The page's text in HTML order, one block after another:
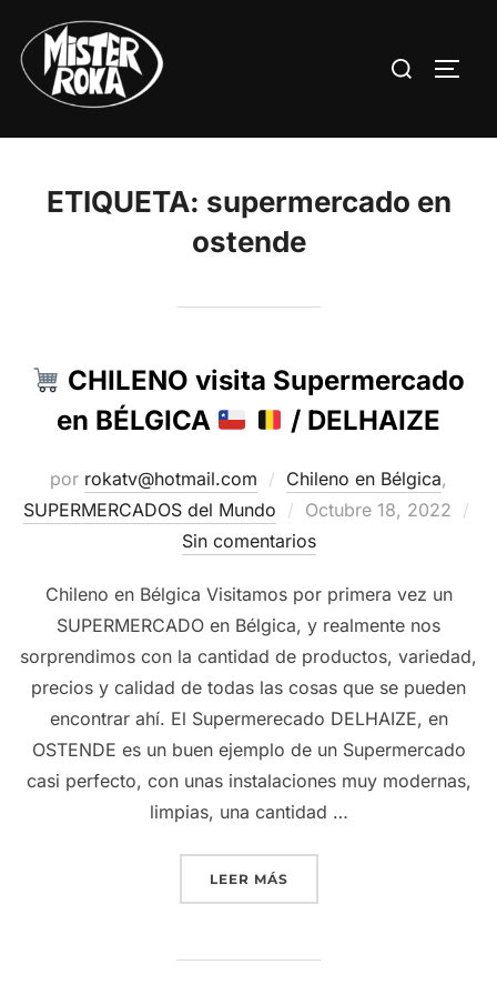
contenido
Buscar:
ETIQUETA: supermercado en
ostende
CHILENO visita Supermercado
en BÉLGICA
/ DELHAIZE
por rokatv@hotmail.com Chileno en Bélgica,
SUPERMERCADOS del Mundo
Publicado
el
Octubre 18, 2022
Sin comentarios
Chileno en Bélgica Visitamos por primera vez un
SUPERMERCADO en Bélgica, y realmente nos
sorprendimos con la cantidad de productos, variedad,
precios y calidad de todas las cosas que se pueden
encontrar ahí. El Supermerecado DELHAIZE, en
OSTENDE es un buen ejemplo de un Supermercado
casi perfecto, con unas instalaciones muy modernas,
limpias, una cantidad …
LEER MÁS“